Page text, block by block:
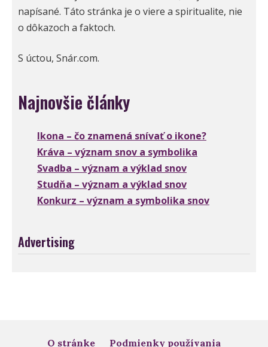
napísané. Táto stránka je o viere a spiritualite, nie
o dôkazoch a faktoch.
S úctou, Snár.com.
Najnovšie články
Ikona – čo znamená snívať o ikone?
Kráva – význam snov a symbolika
Svadba – význam a výklad snov
Studňa – význam a výklad snov
Konkurz – význam a symbolika snov
Advertising
O stránke Podmienky používania